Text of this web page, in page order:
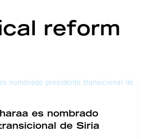
reform
es nombrado
de Siria